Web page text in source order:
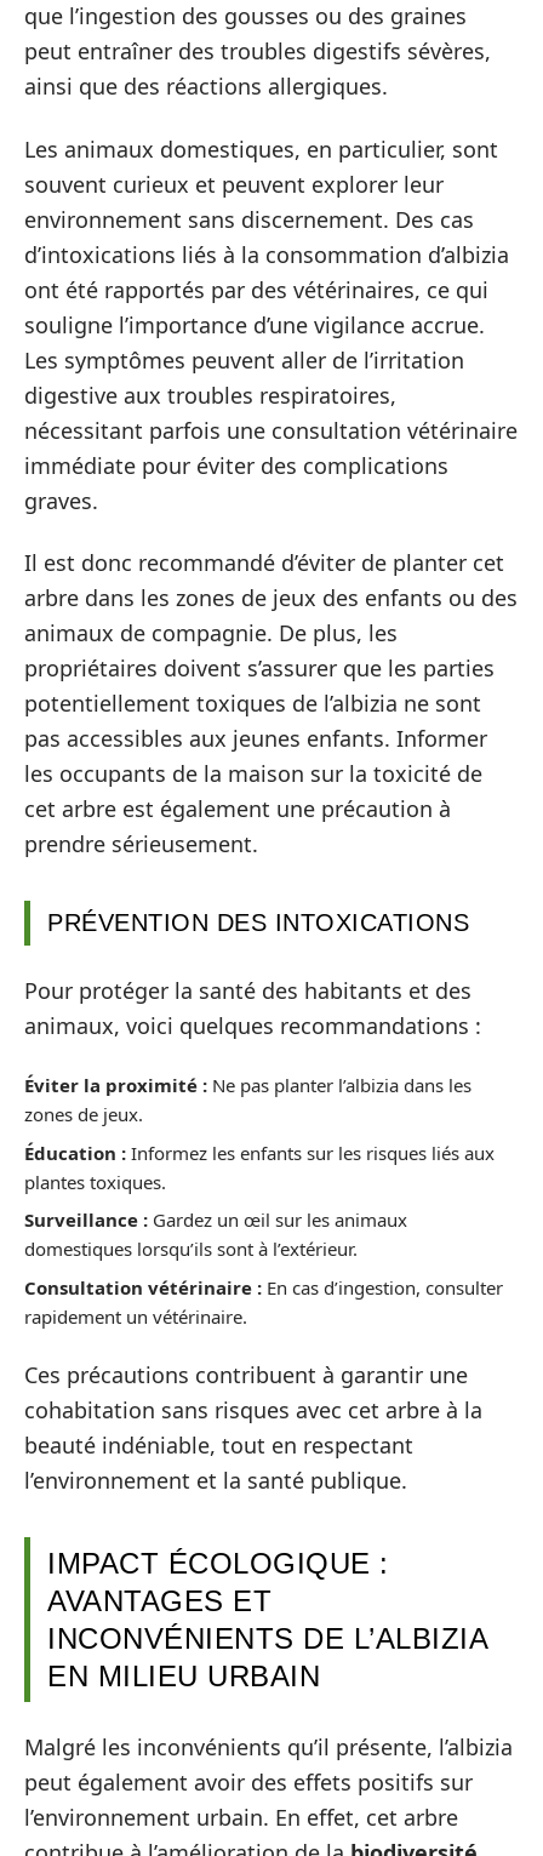
que l’ingestion des gousses ou des graines
peut entraîner des troubles digestifs sévères,
ainsi que des réactions allergiques.
Les animaux domestiques, en particulier, sont
souvent curieux et peuvent explorer leur
environnement sans discernement. Des cas
d’intoxications liés à la consommation d’albizia
ont été rapportés par des vétérinaires, ce qui
souligne l’importance d’une vigilance accrue.
Les symptômes peuvent aller de l’irritation
digestive aux troubles respiratoires,
nécessitant parfois une consultation vétérinaire
immédiate pour éviter des complications
graves.
Il est donc recommandé d’éviter de planter cet
arbre dans les zones de jeux des enfants ou des
animaux de compagnie. De plus, les
propriétaires doivent s’assurer que les parties
potentiellement toxiques de l’albizia ne sont
pas accessibles aux jeunes enfants. Informer
les occupants de la maison sur la toxicité de
cet arbre est également une précaution à
prendre sérieusement.
PRÉVENTION DES INTOXICATIONS
Pour protéger la santé des habitants et des
animaux, voici quelques recommandations :
Éviter la proximité : Ne pas planter l’albizia dans les
zones de jeux.
Éducation : Informez les enfants sur les risques liés aux
plantes toxiques.
Surveillance : Gardez un œil sur les animaux
domestiques lorsqu’ils sont à l’extérieur.
Consultation vétérinaire : En cas d’ingestion, consulter
rapidement un vétérinaire.
Ces précautions contribuent à garantir une
cohabitation sans risques avec cet arbre à la
beauté indéniable, tout en respectant
l’environnement et la santé publique.
IMPACT ÉCOLOGIQUE :
AVANTAGES ET
INCONVÉNIENTS DE L’ALBIZIA
EN MILIEU URBAIN
Malgré les inconvénients qu’il présente, l’albizia
peut également avoir des effets positifs sur
l’environnement urbain. En effet, cet arbre